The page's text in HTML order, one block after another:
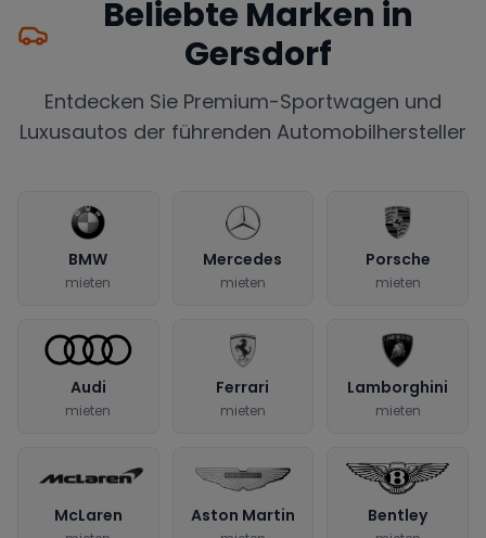
Beliebte Marken in
Gersdorf
Entdecken Sie Premium-Sportwagen und
Luxusautos der führenden Automobilhersteller
BMW
mieten
Mercedes
mieten
Porsche
mieten
Audi
mieten
Ferrari
mieten
Lamborghini
mieten
McLaren Aston Martin Bentley